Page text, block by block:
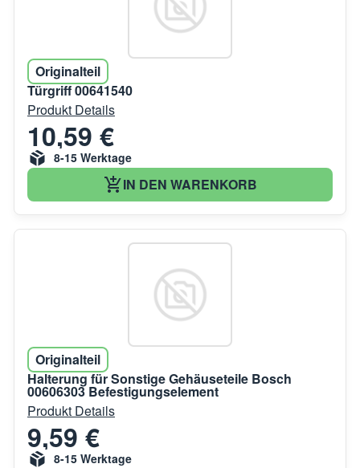
Originalteil
Türgriff 00641540
Produkt Details
10,59 €
8-15 Werktage
IN DEN WARENKORB
Originalteil
Halterung für Sonstige Gehäuseteile Bosch
00606303 Befestigungselement
Produkt Details
9,59 €
8-15 Werktage